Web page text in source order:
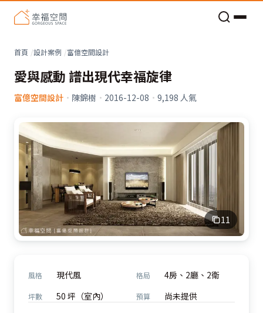
首頁 設計案例 富億空間設計
愛與感動 譜出現代幸福旋律
富億空間設計 · 陳錦樹 · 2016-12-08 · 9,198 人氣
11
風格 現代風 格局 4房、2廳、2衛
坪數 50 坪（室內） 預算 尚未提供